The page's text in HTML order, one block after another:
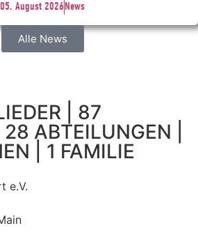
05. August 2026News
Alle News
| 87
ABTEILUNGEN |
| 1 FAMILIE
e.V.